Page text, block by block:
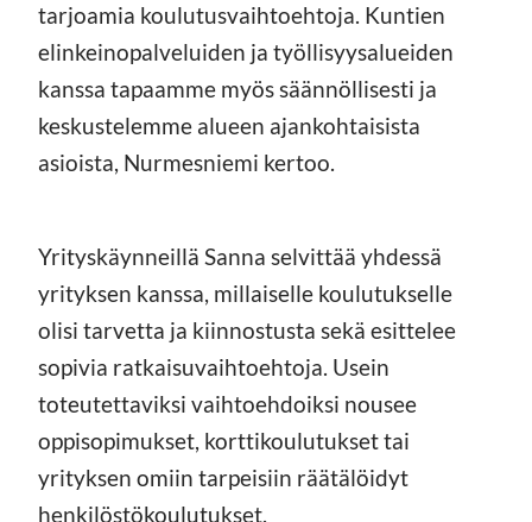
tarjoamia koulutusvaihtoehtoja. Kuntien
elinkeinopalveluiden ja työllisyysalueiden
kanssa tapaamme myös säännöllisesti ja
keskustelemme alueen ajankohtaisista
asioista, Nurmesniemi kertoo.
Yrityskäynneillä Sanna selvittää yhdessä
yrityksen kanssa, millaiselle koulutukselle
olisi tarvetta ja kiinnostusta sekä esittelee
sopivia ratkaisuvaihtoehtoja. Usein
toteutettaviksi vaihtoehdoiksi nousee
oppisopimukset, korttikoulutukset tai
yrityksen omiin tarpeisiin räätälöidyt
henkilöstökoulutukset.